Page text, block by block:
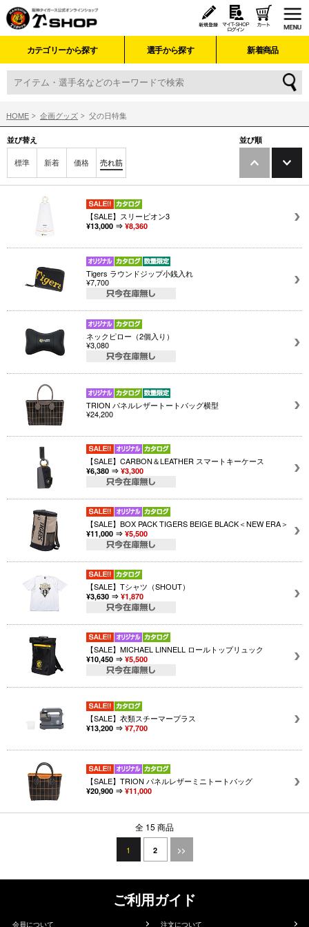
カテゴリーから探す 選手から探す 新着商品
HOME 企画グッズ 父の日特集
並び替え
標準 新着 価格 売れ筋
並び順
【SALE】スリーピオン3
¥13,000 ⇒ ¥8,360
Tigers ラウンドジップ小銭入れ
¥7,700
ネックピロー（2個入り）
¥3,080
TRION パネルレザートートバッグ横型
¥24,200
【SALE】CARBON＆LEATHER スマートキーケース
¥6,380 ⇒ ¥3,300
【SALE】BOX PACK TIGERS BEIGE BLACK＜NEW ERA＞
¥11,000 ⇒ ¥5,500
【SALE】Tシャツ（SHOUT）
¥3,630 ⇒ ¥1,870
【SALE】MICHAEL LINNELL ロールトップリュック
¥10,450 ⇒ ¥5,500
【SALE】衣類スチーマープラス
¥13,200 ⇒ ¥7,700
【SALE】TRION パネルレザーミニトートバッグ
¥20,900 ⇒ ¥11,000
全 15 商品
1 2 >>
ご利用ガイド
会員について 注文について